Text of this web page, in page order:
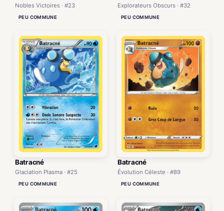
Nobles Victoires · #23
PEU COMMUNE
Explorateurs Obscurs · #32
PEU COMMUNE
Batracné
Glaciation Plasma · #25
PEU COMMUNE
Batracné
Évolution Céleste · #89
PEU COMMUNE